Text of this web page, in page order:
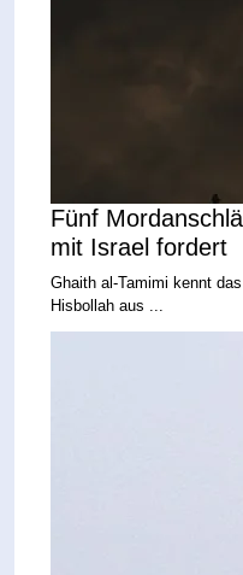
Fünf
mit Israel fordert
Ghaith al-Tamimi kennt
Hisbollah aus ...